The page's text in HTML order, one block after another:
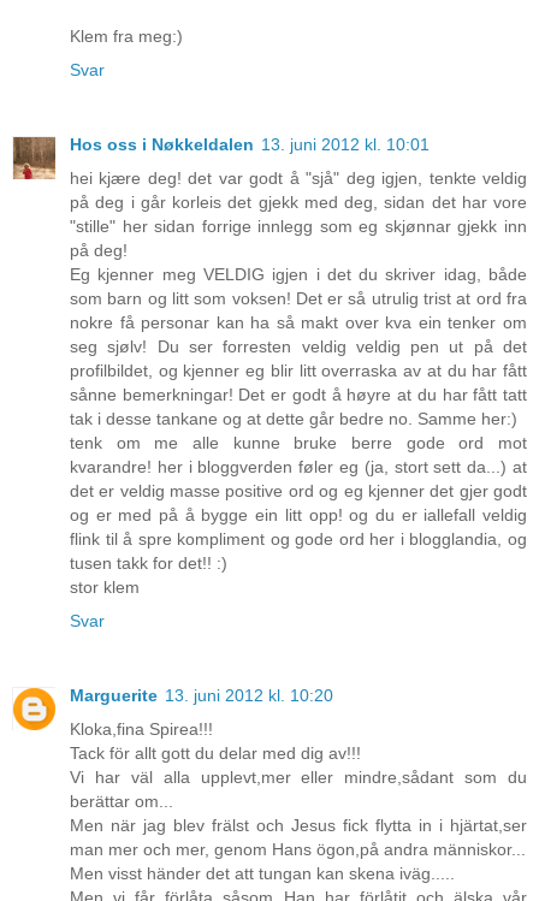
Klem fra meg:)
Svar
Hos oss i Nøkkeldalen 13. juni 2012 kl. 10:01
hei kjære deg! det var godt å "sjå" deg igjen, tenkte veldig
på deg i går korleis det gjekk med deg, sidan det har vore
"stille" her sidan forrige innlegg som eg skjønnar gjekk inn
på deg!
Eg kjenner meg VELDIG igjen i det du skriver idag, både
som barn og litt som voksen! Det er så utrulig trist at ord fra
nokre få personar kan ha så makt over kva ein tenker om
seg sjølv! Du ser forresten veldig veldig pen ut på det
profilbildet, og kjenner eg blir litt overraska av at du har fått
sånne bemerkningar! Det er godt å høyre at du har fått tatt
tak i desse tankane og at dette går bedre no. Samme her:)
tenk om me alle kunne bruke berre gode ord mot
kvarandre! her i bloggverden føler eg (ja, stort sett da...) at
det er veldig masse positive ord og eg kjenner det gjer godt
og er med på å bygge ein litt opp! og du er iallefall veldig
flink til å spre kompliment og gode ord her i blogglandia, og
tusen takk for det!! :)
stor klem
Svar
Marguerite 13. juni 2012 kl. 10:20
Kloka,fina Spirea!!!
Tack för allt gott du delar med dig av!!!
Vi har väl alla upplevt,mer eller mindre,sådant som du
berättar om...
Men när jag blev frälst och Jesus fick flytta in i hjärtat,ser
man mer och mer, genom Hans ögon,på andra människor...
Men visst händer det att tungan kan skena iväg.....